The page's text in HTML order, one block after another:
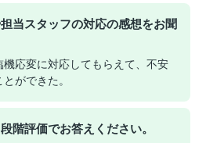
当スタッフの対応の感想をお聞
応変に対応してもらえて、不安
ができた。
階評価でお答えください。